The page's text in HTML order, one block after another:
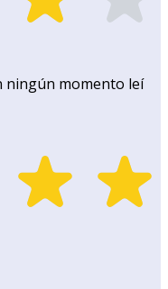
ningún momento leí